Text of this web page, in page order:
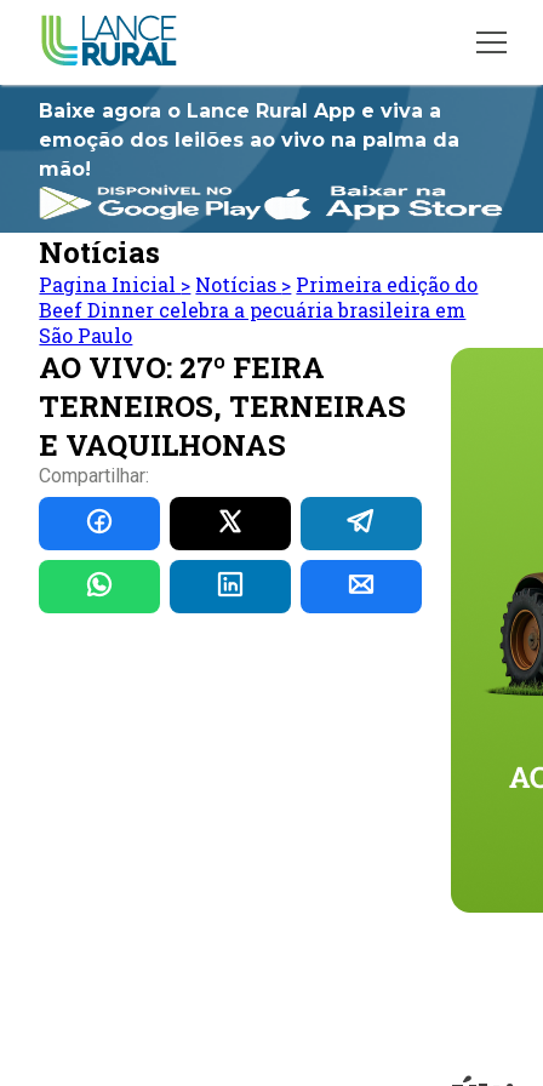
Baixe agora o Lance Rural App e viva a
emoção dos leilões ao vivo na palma da
mão!
Notícias
Pagina Inicial > Notícias > Primeira edição do
Beef Dinner celebra a pecuária brasileira em
São Paulo
AO VIVO: 27º FEIRA
TERNEIROS, TERNEIRAS
E VAQUILHONAS
Compartilhar: